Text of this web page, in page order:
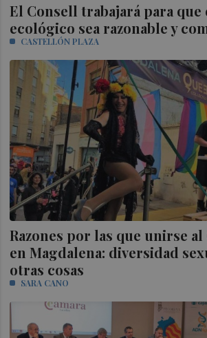
El Consell trabajará para que
ecológico sea razonable y
CASTELLÓN PLAZA
Razones por las que unirse
en Magdalena: diversidad
otras cosas
SARA CANO